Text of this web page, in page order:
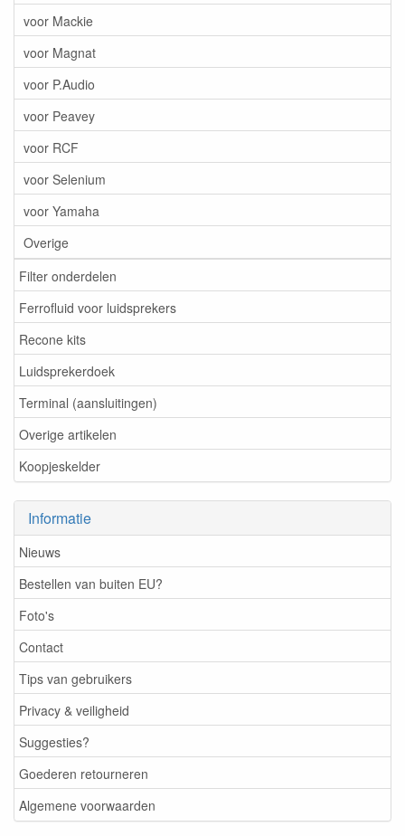
voor Mackie
voor Magnat
voor P.Audio
voor Peavey
voor RCF
voor Selenium
voor Yamaha
Overige
Filter onderdelen
Ferrofluid voor luidsprekers
Recone kits
Luidsprekerdoek
Terminal (aansluitingen)
Overige artikelen
Koopjeskelder
Informatie
Nieuws
Bestellen van buiten EU?
Foto's
Contact
Tips van gebruikers
Privacy & veiligheid
Suggesties?
Goederen retourneren
Algemene voorwaarden